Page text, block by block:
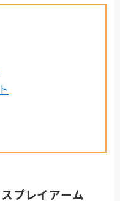
プレイアーム